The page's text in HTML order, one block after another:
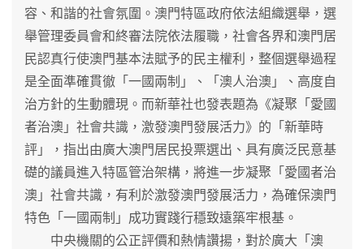
容、和諧的社會氛圍。澳門特區政府依法組織選舉，選
舉管理委員會和終審法院依法履職，社會各界和澳門居
民認真行使澳門基本法賦予的民主權利，整個選舉過程
是全面準確貫徹「一國兩制」、「澳人治澳」、高度自
治方針的生動體現。而新華社也發表題為《凝聚「愛國
者治澳」社會共識，激發澳門發展活力》的「新華時
評」，指出由廣大澳門居民投票選出、具有廣泛民意基
礎的議員進入特區管治架構，將進一步凝聚「愛國者治
澳」社會共識，有利於激發澳門發展活力，為確保澳門
特色「一國兩制」成功實踐行穩致遠築牢根基。
中央機關的公正評價和熱情讚揚，對於廣大「澳